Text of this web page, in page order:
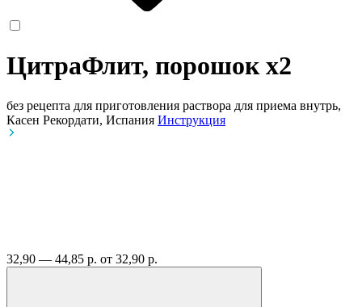
ЦитраФлит, порошокx2
без рецепта для приготовления раствора для приема внутрь,
Касен Рекордати, Испания Инструкция
32,90 — 44,85 р. от 32,90 р.